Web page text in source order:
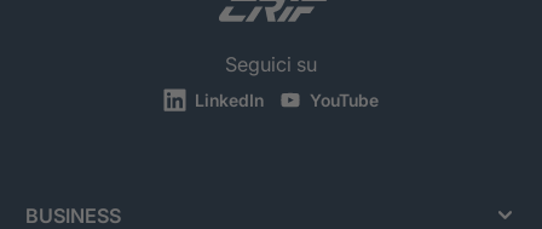
Seguici su
LinkedIn YouTube
BUSINESS